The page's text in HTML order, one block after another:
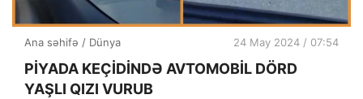
Ana səhifə / Dünya 24 May 2024 / 07:54
PİYADA KEÇİDİNDƏ AVTOMOBİL DÖRD
YAŞLI QIZI VURUB